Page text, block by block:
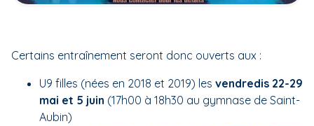
Certains entraînement seront donc ouverts aux :
U9 filles (nées en 2018 et 2019) les vendredis 22-29
mai et 5 juin (17h00 à 18h30 au gymnase de Saint-
Aubin)